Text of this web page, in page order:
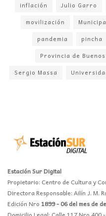
inflación
Julio Garro
movilización
pandemia
pincha
Provincia de
Sergio Massa
Estación Sur Digital
Propietario: Centro de Cultura y
Directora Responsable: Ailín J. M.
Edición Nro 1899 - 06 del mes de